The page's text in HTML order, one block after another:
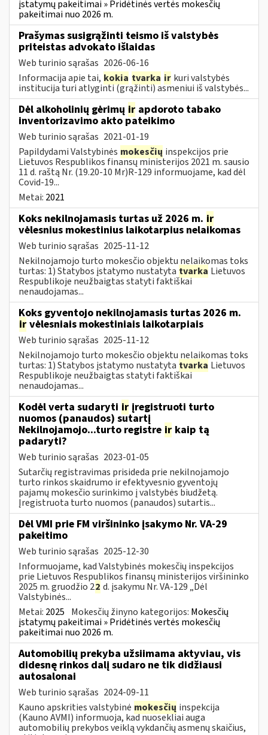
įstatymų pakeitimai » Pridėtinės vertės mokesčių
pakeitimai nuo 2026 m.
Prašymas susigrąžinti teismo iš valstybės
priteistas advokato išlaidas
Web turinio sąrašas 2026-06-16
Informacija apie tai, kokia tvarka ir kuri valstybės
institucija turi atlyginti (grąžinti) asmeniui iš valstybės...
Dėl alkoholinių gėrimų ir apdoroto tabako
inventorizavimo akto pateikimo
Web turinio sąrašas 2021-01-19
Papildydami Valstybinės mokesčių inspekcijos prie
Lietuvos Respublikos finansų ministerijos 2021 m. sausio
11 d. raštą Nr. (19.20-10 Mr)R-129 informuojame, kad dėl
Covid-19...
Metai: 2021
Koks nekilnojamasis turtas už 2026 m. ir
vėlesnius mokestinius laikotarpius nelaikomas
Web turinio sąrašas 2025-11-12
Nekilnojamojo turto mokesčio objektu nelaikomas toks
turtas: 1) Statybos įstatymo nustatyta tvarka Lietuvos
Respublikoje neužbaigtas statyti faktiškai
nenaudojamas...
Koks gyventojo nekilnojamasis turtas 2026 m.
ir vėlesniais mokestiniais laikotarpiais
Web turinio sąrašas 2025-11-12
Nekilnojamojo turto mokesčio objektu nelaikomas toks
turtas: 1) Statybos įstatymo nustatyta tvarka Lietuvos
Respublikoje neužbaigtas statyti faktiškai
nenaudojamas...
Kodėl verta sudaryti ir įregistruoti turto
nuomos (panaudos) sutartį
Nekilnojamojo...turto registre ir kaip tą
padaryti?
Web turinio sąrašas 2023-01-05
Sutarčių registravimas prisideda prie nekilnojamojo
turto rinkos skaidrumo ir efektyvesnio gyventojų
pajamų mokesčio surinkimo į valstybės biudžetą.
Įregistruota turto nuomos (panaudos) sutartis...
Dėl VMI prie FM viršininko įsakymo Nr. VA-29
pakeitimo
Web turinio sąrašas 2025-12-30
Informuojame, kad Valstybinės mokesčių inspekcijos
prie Lietuvos Respublikos finansų ministerijos viršininko
2025 m. gruodžio 22 d. įsakymu Nr. VA-129 „Dėl
Valstybinės...
Metai: 2025 Mokesčių žinyno kategorijos: Mokesčių
įstatymų pakeitimai » Pridėtinės vertės mokesčių
pakeitimai nuo 2026 m.
Automobilių prekyba užsiimama aktyviau, vis
didesnę rinkos dalį sudaro ne tik didžiausi
autosalonai
Web turinio sąrašas 2024-09-11
Kauno apskrities valstybinė mokesčių inspekcija
(Kauno AVMI) informuoja, kad nuosekliai auga
automobilių prekybos veiklą vykdančių asmenų skaičius,